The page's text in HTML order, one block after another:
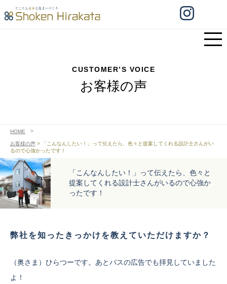
CUSTOMER’S VOICE
お客様の声
HOME
お客様の声 >
「こんなんしたい！」って伝えたら、色々と提案してくれる設計士さんがい
るので心強かったです！
「こんなんしたい！」って伝えたら、色々と
提案してくれる設計士さんがいるので心強か
ったです！
弊社を知ったきっかけを教えていただけますか？
（奥さま）ひらつーです。あとバスの広告でも拝見していました
よ！